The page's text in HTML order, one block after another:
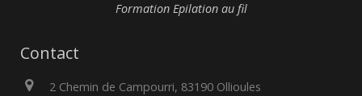
Formation Epilation au fil
Contact
2 Chemin de Campourri, 83190 Ollioules